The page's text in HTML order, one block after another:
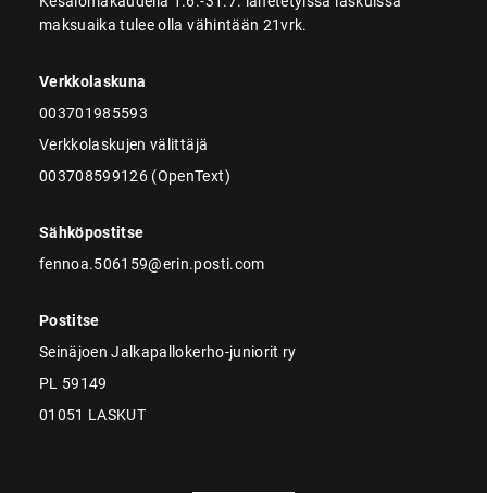
maksuaika tulee olla vähintään 21vrk.
Verkkolaskuna
003701985593
Verkkolaskujen välittäjä
003708599126 (OpenText)
Sähköpostitse
fennoa.506159@erin.posti.com
Postitse
Seinäjoen Jalkapallokerho-juniorit ry
PL 59149
01051 LASKUT